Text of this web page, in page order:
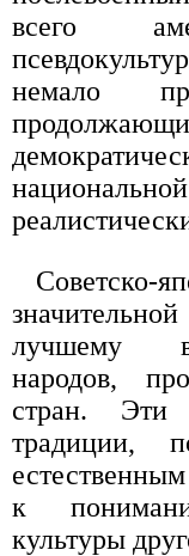
всего
немало
Советско-
лучшему
народов,
стран. Эти
традиции,
к
культуры